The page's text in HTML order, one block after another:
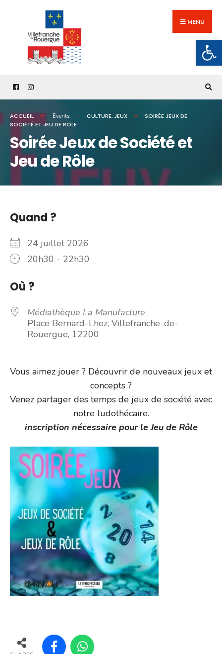
content
MENU
ACCUEIL Events CULTURE,JEUX
SOIRÉE JEUX DE
SOCIÉTÉ ET JEU DE RÔLE
Soirée Jeux de Société et
Jeu de Rôle
Quand ?
24 juillet 2026
20h30 - 22h30
Où ?
Médiathèque La Manufacture
Place Bernard-Lhez, Villefranche-de-
Rouergue, 12200
Vous aimez jouer ? Découvrir de nouveaux jeux et
concepts ?
Venez partager des temps de jeux de société avec
notre ludothécaire.
inscription nécessaire pour le Jeu de Rôle